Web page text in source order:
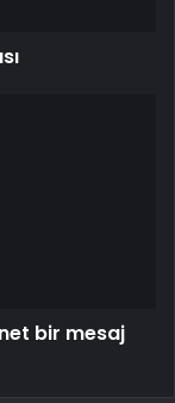
net bir mesaj